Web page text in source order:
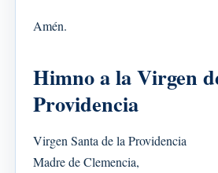
Amén.
Himno a la Virgen
Providencia
Virgen Santa de la Providencia
Madre de Clemencia,